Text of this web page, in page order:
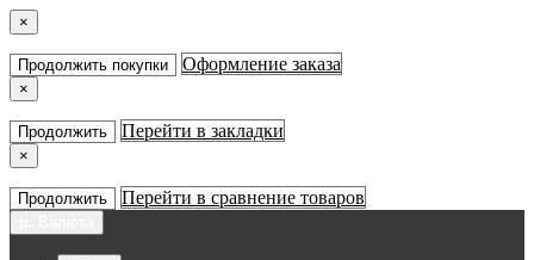
×
Продолжить покупки Оформление заказа
×
Продолжить Перейти в закладки
×
Продолжить Перейти в сравнение товаров